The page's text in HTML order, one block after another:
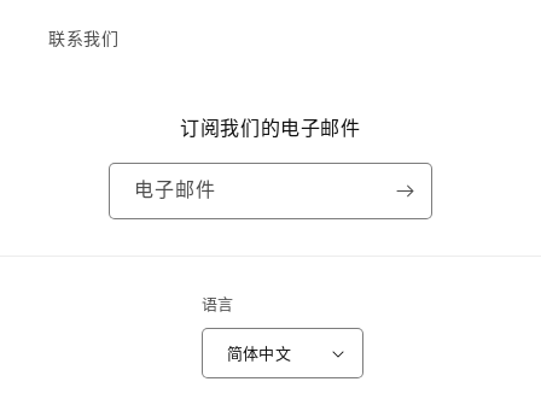
联系我们
订阅我们的电子邮件
电子邮件
语言
简体中文